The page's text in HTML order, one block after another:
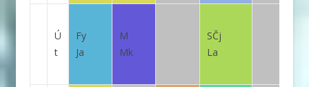
Ú
t
Fy
Ja
M
Mk
SČj
La